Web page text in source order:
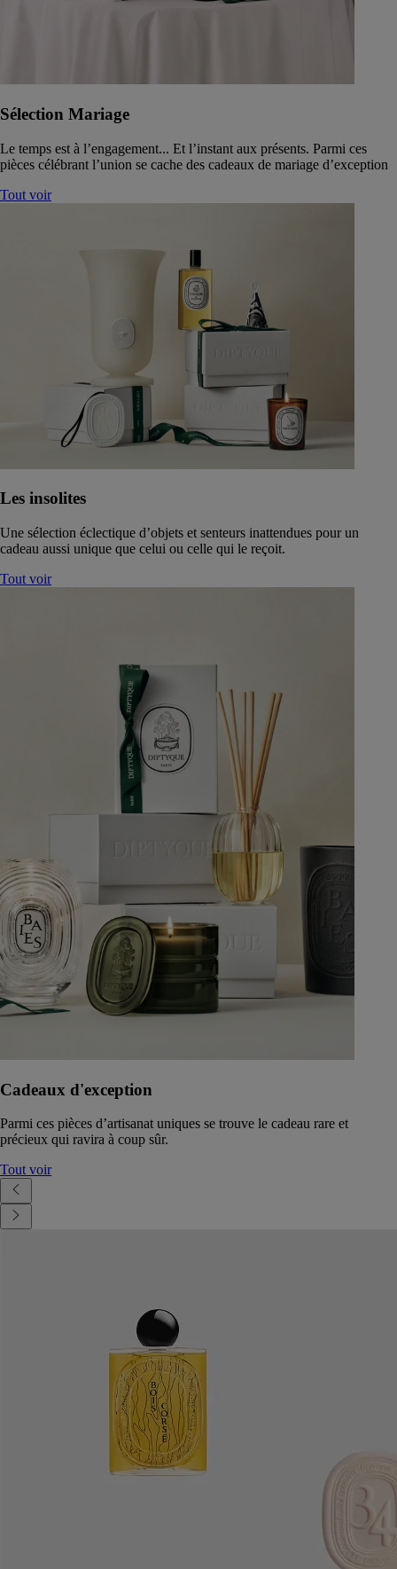
Sélection Mariage
Le temps est à l’engagement... Et l’instant aux présents. Parmi ces
pièces célébrant l’union se cache des cadeaux de mariage d’exception
Tout voir
Les insolites
Une sélection éclectique d’objets et senteurs inattendues pour un
cadeau aussi unique que celui ou celle qui le reçoit.
Tout voir
Cadeaux d'exception
Parmi ces pièces d’artisanat uniques se trouve le cadeau rare et
précieux qui ravira à coup sûr.
Tout voir